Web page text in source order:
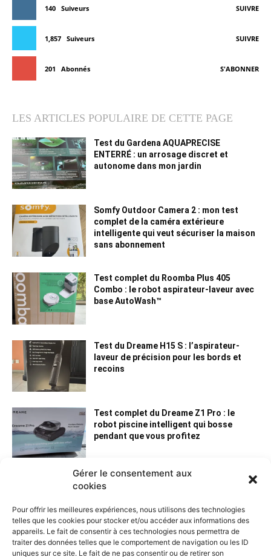
Gérer le consentement aux
cookies
Pour offrir les meilleures expériences, nous utilisons des technologies
telles que les cookies pour stocker et/ou accéder aux informations des
appareils. Le fait de consentir à ces technologies nous permettra de
traiter des données telles que le comportement de navigation ou les ID
uniques sur ce site. Le fait de ne pas consentir ou de retirer son
140 Suiveurs SUIVRE
1,857 Suiveurs SUIVRE
201 Abonnés S'ABONNER
LES ARTICLES POPULAIRE DE CETTE PAGE
Test du Gardena AQUAPRECISE
ENTERRÉ : un arrosage discret et
autonome dans mon jardin
Somfy Outdoor Camera 2 : mon test
complet de la caméra extérieure
intelligente qui veut sécuriser la maison
sans abonnement
Test complet du Roomba Plus 405
Combo : le robot aspirateur-laveur avec
base AutoWash™
Test du Dreame H15 S : l’aspirateur-
laveur de précision pour les bords et
recoins
Test complet du Dreame Z1 Pro : le
robot piscine intelligent qui bosse
pendant que vous profitez